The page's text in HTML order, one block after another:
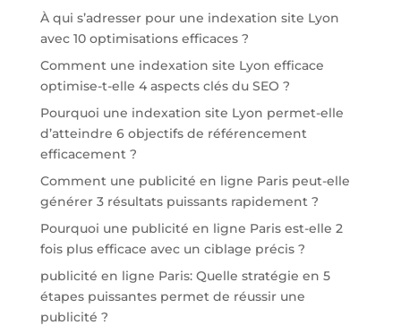
À qui s’adresser pour une indexation site Lyon
avec 10 optimisations efficaces ?
Comment une indexation site Lyon efficace
optimise-t-elle 4 aspects clés du SEO ?
Pourquoi une indexation site Lyon permet-elle
d’atteindre 6 objectifs de référencement
efficacement ?
Comment une publicité en ligne Paris peut-elle
générer 3 résultats puissants rapidement ?
Pourquoi une publicité en ligne Paris est-elle 2
fois plus efficace avec un ciblage précis ?
publicité en ligne Paris: Quelle stratégie en 5
étapes puissantes permet de réussir une
publicité ?